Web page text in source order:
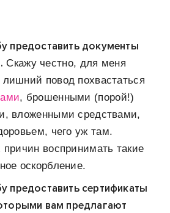
предоставить документы
Скажу честно, для меня
повод похвастаться
, брошенными (порой!)
вложенными средствами,
чего уж там.
воспринимать такие
оскорбление.
предоставить сертификаты
вам предлагают